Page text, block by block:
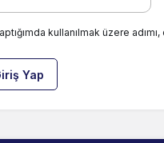
kullanılmak üzere
Yap